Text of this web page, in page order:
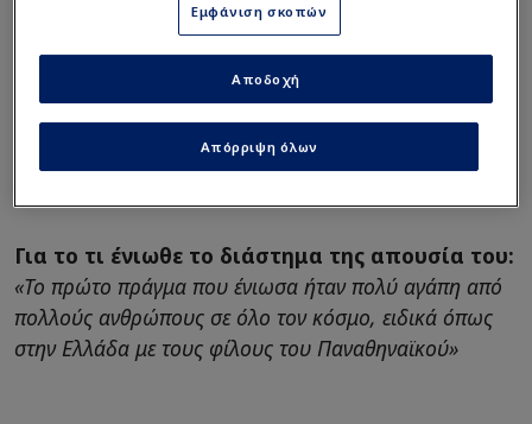
Ο παικταράς που θα
πάρουν οι Αγγελόπουλοι -
Ομάδα έκπληξη για Ιτούδη!
Η συνέντευξη του Ματίας Λεσόρ
Για το τι ένιωθε το διάστημα της απουσία του:
«Το πρώτο πράγμα που ένιωσα ήταν πολύ αγάπη από
πολλούς ανθρώπους σε όλο τον κόσμο, ειδικά όπως
στην Ελλάδα με τους φίλους του Παναθηναϊκού»
Εμφάνιση σκοπών
Απόρριψη όλων
Αποδοχή